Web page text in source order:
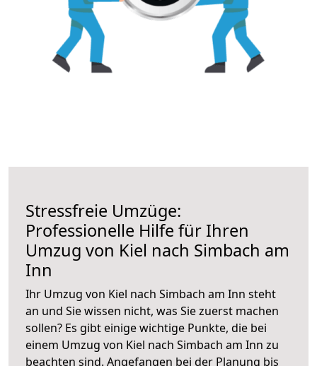
Stressfreie Umzüge:
Professionelle Hilfe für Ihren
Umzug von Kiel nach Simbach am
Inn
Ihr Umzug von Kiel nach Simbach am Inn steht
an und Sie wissen nicht, was Sie zuerst machen
sollen? Es gibt einige wichtige Punkte, die bei
einem Umzug von Kiel nach Simbach am Inn zu
beachten sind. Angefangen bei der Planung bis